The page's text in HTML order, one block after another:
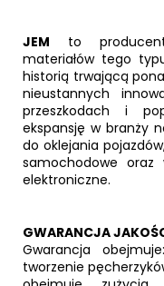
JEM to producent
materiałów tego
historią trwającą
nieustannych
przeszkodach i
ekspansję w branży
do oklejania
samochodowe oraz
elektroniczne.
GWARANCJA
Gwarancja
tworzenie